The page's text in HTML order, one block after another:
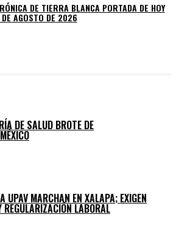
DE TIERRA BLANCA PORTADA DE HOY
AGOSTO DE 2026
DE SALUD BROTE DE
UPAV MARCHAN EN XALAPA; EXIGEN
LABORAL